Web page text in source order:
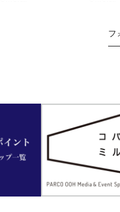
フ